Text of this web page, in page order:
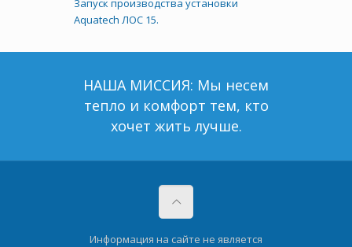
Запуск производства установки
Aquatech ЛОС 15.
НАША МИССИЯ: Мы несем
тепло и комфорт тем, кто
хочет жить лучше.
Информация на сайте не является